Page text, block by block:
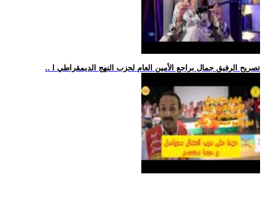
.. تصريح الرفيق جمال براجع الأمين العام لحزب النهج الديمقراطي ا